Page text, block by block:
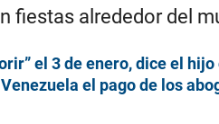
fiestas alrededor del
el 3 de enero, dice el
el pago de los